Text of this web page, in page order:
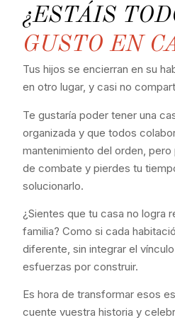
¿ESTÁIS
GUSTO EN
Tus hijos se encierran en su
en otro lugar, y casi no
Te gustaría poder tener una
organizada y que todos
mantenimiento del orden,
de combate y pierdes tu
solucionarlo.
¿Sientes que tu casa no logra
familia? Como si cada
diferente, sin integrar el
esfuerzas por construir.
Es hora de transformar esos
cuente vuestra historia y